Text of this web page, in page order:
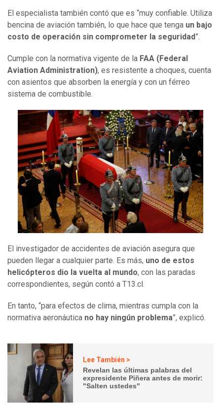
El especialista también contó que es “muy confiable. Utiliza
bencina de aviación también, lo que hace que tenga un bajo
costo de operación sin comprometer la seguridad”.
Cumple con la normativa vigente de la FAA (Federal
Aviation Administration), es resistente a choques, cuenta
con asientos que absorben la energía y con un férreo
sistema de combustible.
El investigador de accidentes de aviación asegura que
pueden llegar a cualquier parte. Es más, uno de estos
helicópteros dio la vuelta al mundo, con las paradas
correspondientes, según contó a T13.cl.
En tanto, “para efectos de clima, mientras cumpla con la
normativa aeronáutica no hay ningún problema”, explicó.
Lee También >
Revelan las últimas palabras del
expresidente Piñera antes de morir:
"Salten ustedes"